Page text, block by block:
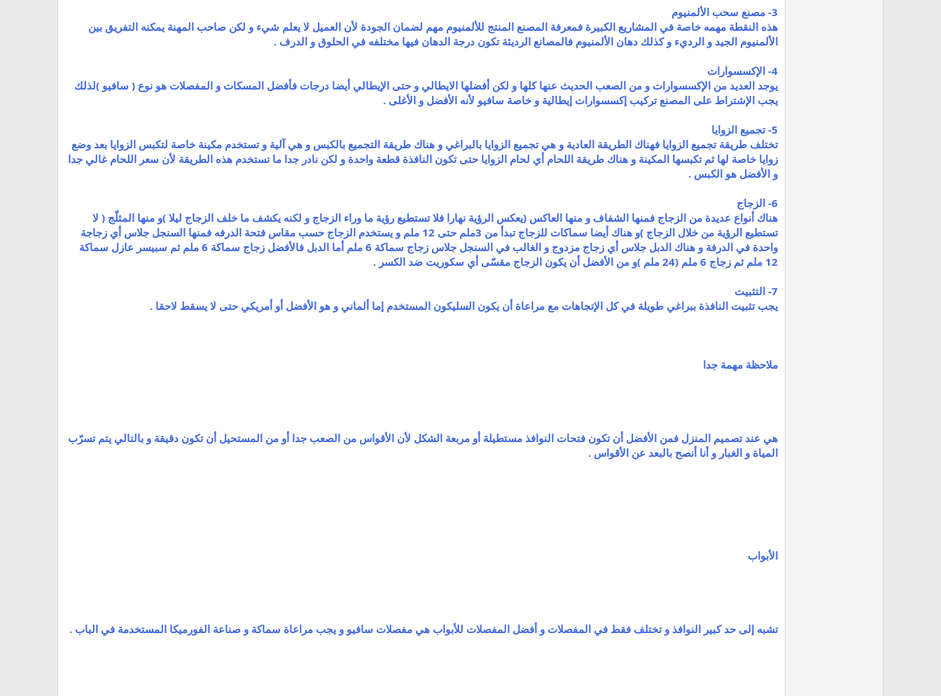
3- مصنع سحب الألمنيوم
هذه النقطة مهمه خاصة في المشاريع الكبيرة فمعرفة المصنع المنتج للألمنيوم مهم لضمان الجودة لأن العميل لا يعلم شيء و لكن صاحب المهنة يمكنه التفريق بين
الألمنيوم الجيد و الرديء و كذلك دهان الألمنيوم فالمصانع الرديئة تكون درجة الدهان فيها مختلفه في الحلوق و الدرف .
4- الإكسسوارات
يوجد العديد من الإكسسوارات و من الصعب الحديث عنها كلها و لكن أفضلها الايطالي و حتى الإيطالي أيضا درجات فأفضل المسكات و المفصلات هو نوع ( سافيو )لذلك
يجب الإشتراط على المصنع تركيب إكسسوارات إيطالية و خاصة سافيو لأنه الأفضل و الأغلى .
5- تجميع الزوايا
تختلف طريقة تجميع الزوايا فهناك الطريقة العادية و هي تجميع الزوايا بالبراغي و هناك طريقة التجميع بالكبس و هي آلية و تستخدم مكينة خاصة لتكبس الزوايا بعد وضع
زوايا خاصة لها ثم تكبسها المكينة و هناك طريقة اللحام أي لحام الزوايا حتى تكون النافذة قطعة واحدة و لكن نادر جدا ما تستخدم هذه الطريقة لأن سعر اللحام غالي جدا
و الأفضل هو الكبس .
6- الزجاج
هناك أنواع عديدة من الزجاج فمنها الشفاف و منها العاكس (يعكس الرؤية نهارا فلا تستطيع رؤية ما وراء الزجاج و لكنه يكشف ما خلف الزجاج ليلا )و منها المثلّج ( لا
تستطيع الرؤية من خلال الزجاج )و هناك أيضا سماكات للزجاج تبدأ من 3ملم حتى 12 ملم و يستخدم الزجاج حسب مقاس فتحة الدرفه فمنها السنجل جلاس أي زجاجة
واحدة في الدرفة و هناك الدبل جلاس أي زجاج مزدوج و الغالب في السنجل جلاس زجاج سماكة 6 ملم أما الدبل فالأفضل زجاج سماكة 6 ملم ثم سبيسر عازل سماكة
12 ملم ثم زجاج 6 ملم (24 ملم )و من الأفضل أن يكون الزجاج مقسّى أي سكوريت ضد الكسر .
7- التثبيت
يجب تثبيت النافذة ببراغي طويلة في كل الإتجاهات مع مراعاة أن يكون السليكون المستخدم إما ألماني و هو الأفضل أو أمريكي حتى لا يسقط لاحقا .
ملاحظة مهمة جدا
هي عند تصميم المنزل فمن الأفضل أن تكون فتحات النوافذ مستطيلة أو مربعة الشكل لأن الأقواس من الصعب جدا أو من المستحيل أن تكون دقيقة و بالتالي يتم تسرّب
المياة و الغبار و أنا أنصح بالبعد عن الأقواس .
الأبواب
تشبه إلى حد كبير النوافذ و تختلف فقط في المفصلات و أفضل المفصلات للأبواب هي مفصلات سافيو و يجب مراعاة سماكة و صناعة الفورميكا المستخدمة في الباب .